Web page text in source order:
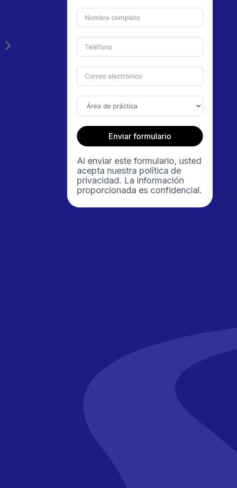
Enviar formulario
Al enviar este formulario, usted
acepta nuestra política de
privacidad. La información
proporcionada es confidencial.